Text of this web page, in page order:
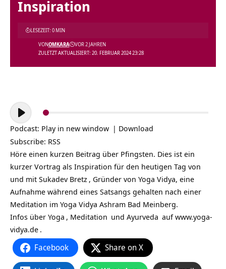
Inspiration
ZULETZT AKTUALISIERT: 20. FEBRUAR 2024 23:28
VONOMKARA VOR 2 JAHREN
LESEZEIT: 0 MIN
Audio-
Player
Podcast: Play in new window | Download
Subscribe: RSS
Höre einen kurzen Beitrag über Pfingsten. Dies ist ein
kurzer Vortrag als Inspiration für den heutigen Tag von
und mit Sukadev Bretz , Gründer von Yoga Vidya, eine
Aufnahme während eines Satsangs gehalten nach einer
Meditation im Yoga Vidya Ashram Bad Meinberg.
Infos über Yoga , Meditation und Ayurveda aufwww.yoga-
vidya.de .
Facebook Share on X